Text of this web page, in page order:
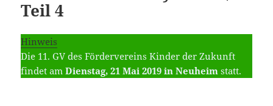
Teil 4
Hinweis
Die 11. GV des Fördervereins Kinder der Zukunft
findet amDienstag, 21 Mai 2019 in Neuheim statt.